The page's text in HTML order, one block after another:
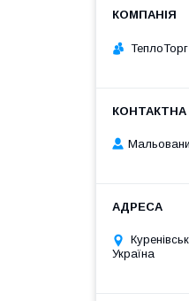
ТеплоТорг
Україна